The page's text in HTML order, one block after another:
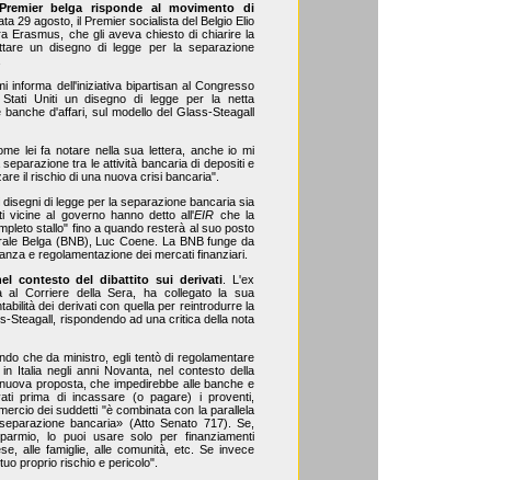
belga risponde al movimento di
29 agosto, il Premier socialista del Belgio Elio
Erasmus, che gli aveva chiesto di chiarire la
un disegno di legge per la separazione
informa dell'iniziativa bipartisan al Congresso
Stati Uniti un disegno di legge per la netta
d'affari, sul modello del Glass-Steagall
lei fa notare nella sua lettera, anche io mi
tra le attività bancaria di depositi e
il rischio di una nuova crisi bancaria".
di legge per la separazione bancaria sia
vicine al governo hanno detto all'EIR che la
stallo" fino a quando resterà al suo posto
Belga (BNB), Luc Coene. La BNB funge da
e regolamentazione dei mercati finanziari.
contesto del dibattito sui derivati . L'ex
al Corriere della Sera, ha collegato la sua
dei derivati con quella per reintrodurre la
Steagall, rispondendo ad una critica della nota
che da ministro, egli tentò di regolamentare
Italia negli anni Novanta, nel contesto della
proposta, che impedirebbe alle banche e
prima di incassare (o pagare) i proventi,
dei suddetti "è combinata con la parallela
bancaria» (Atto Senato 717). Se,
lo puoi usare solo per finanziamenti
alle famiglie, alle comunità, etc. Se invece
proprio rischio e pericolo".